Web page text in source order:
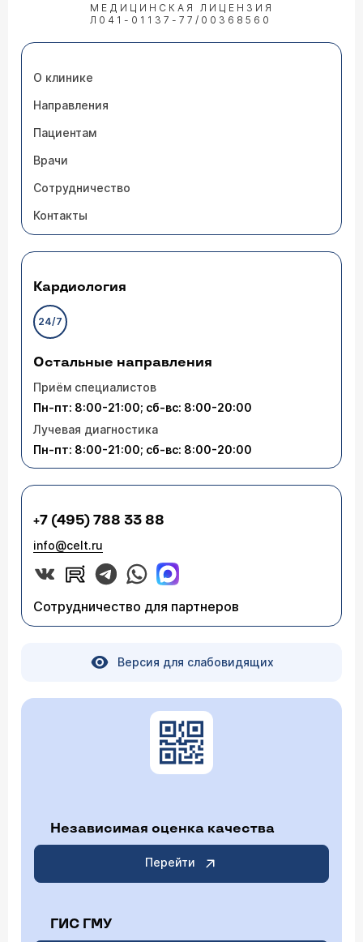
МЕДИЦИНСКАЯ ЛИЦЕНЗИЯ
Л041-01137-77/00368560
О клинике
Направления
Пациентам
Врачи
Сотрудничество
Контакты
Кардиология
24/7
Остальные направления
Приём специалистов
Пн-пт: 8:00-21:00; сб-вс: 8:00-20:00
Лучевая диагностика
Пн-пт: 8:00-21:00; сб-вс: 8:00-20:00
+7 (495) 788 33 88
info@celt.ru
Сотрудничество для партнеров
Версия для слабовидящих
Независимая оценка качества
Перейти
ГИС ГМУ